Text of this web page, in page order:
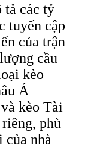
tả các tỷ
tuyến cập
của trận
cầu
kèo
Á
kèo Tài
phù
nhà